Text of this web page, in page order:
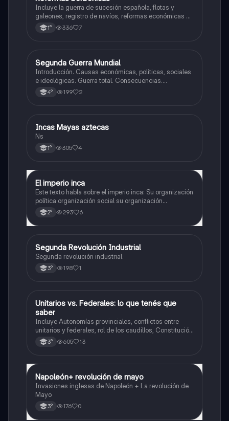
Incluye la guerra de sucesión española, flotas y
galeones, registro de navíos, reformas económicas y
virreinatos
1° 336 7
Historia
Segunda Guerra Mundial
Introducción. Causas económicas, políticas, sociales
e ideológicas. Guerra total. Consecuencias.
Tensiones en europa. Inicio de la guerra.
4° 199 2
Historia
Incas Mayas aztecas
Ns
1° 305 4
Historia
El imperio inca
Este texto habla sobre el imperio inca: Su organización
política organización social su organización
económica su y organización religiosa
2° 293 6
Historia
Segunda Revolución Industrial
Segunda revolución industrial.
3° 198 1
Historia
Unitarios vs. Federales: lo que tenés que
saber
Incluye Autonomías provinciales, conflictos entre
unitarios y federales, rol de los caudillos, Constitución
de 1826, figura de Dorrego y hegemonía de Rosas,
resumen, comparaciones y línea del tiempo.
3° 605 13
Historia
Napoleón+ revolución de mayo
Invasiones inglesas de Napoleón + La revolución de
Mayo
3° 176 0